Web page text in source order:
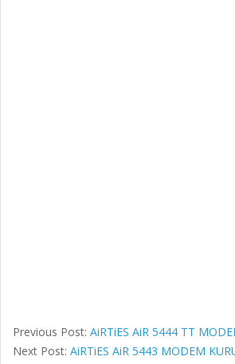
Previous Post: AiRTiES AiR 5444 TT
Next Post: AiRTiES AiR 5443 MODEM